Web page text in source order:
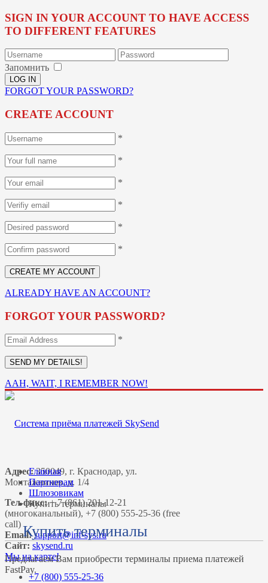
SIGN IN YOUR ACCOUNT TO HAVE ACCESS
TO DIFFERENT FEATURES
Запомнить
FORGOT YOUR PASSWORD?
CREATE ACCOUNT
*
*
*
*
*
*
ALREADY HAVE AN ACCOUNT?
FORGOT YOUR PASSWORD?
*
AAH, WAIT, I REMEMBER NOW!
Адрес:350049, г. Краснодар, ул.
Монтажников, д. 1/4
Тел-факс:+ 7 (861) 201-12-21
(многоканальный), +7 (800) 555-25-36 (free
call)
Email:
Сайт: skysend.ru
Мы на карте!
+7 (800) 555-25-36
Главная
Партнерам
Шлюзовикам
Купить терминалы
Купить терминалы
Предлагаем Вам приобрести терминалы приема платежей
FastPay.